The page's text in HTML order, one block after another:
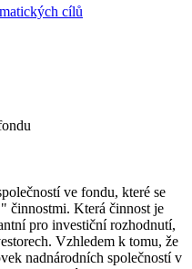
cílů
ve fondu, které se
Která činnost je
pro investiční rozhodnutí,
Vzhledem k tomu, že
nadnárodních společností v